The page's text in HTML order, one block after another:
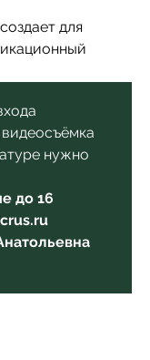
для
нужно
до 16